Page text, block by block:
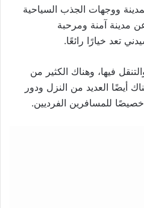
ووجهات الجذب السياحية
مدينة آمنة ومرحبة
تعد خيارًا رائعًا.
فيها، وهناك الكثير من
أيضًا العديد من النزل ودور
للمسافرين الفرديين.